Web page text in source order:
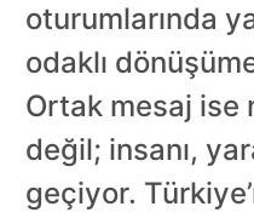
oturumlarında
odaklı
Ortak mesaj ise
değil; insanı,
geçiyor.